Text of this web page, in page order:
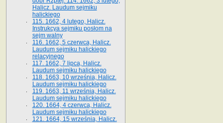
Halicz. Laudum sejmiku
halickiego
115. 1662, 4 lutego, Halicz.
Instrukcya sejmiku posłom na
sejm walny
116. 1662, 5 czerwca, Halicz.
Laudum sejmiku halickiego
relacyjnego
117. 1662, 7 lipca, Halicz.
Laudum sejmiku halickiego
118. 1663, 10 września, Halicz.
Laudum sejmiku halickiego
119. 1663, 11 września, Halicz.
Laudum sejmiku halickiego
120. 1664, 4 czerwca, Halicz.
Laudum sejmiku halickiego
121. 1664, 15 września, Halicz.